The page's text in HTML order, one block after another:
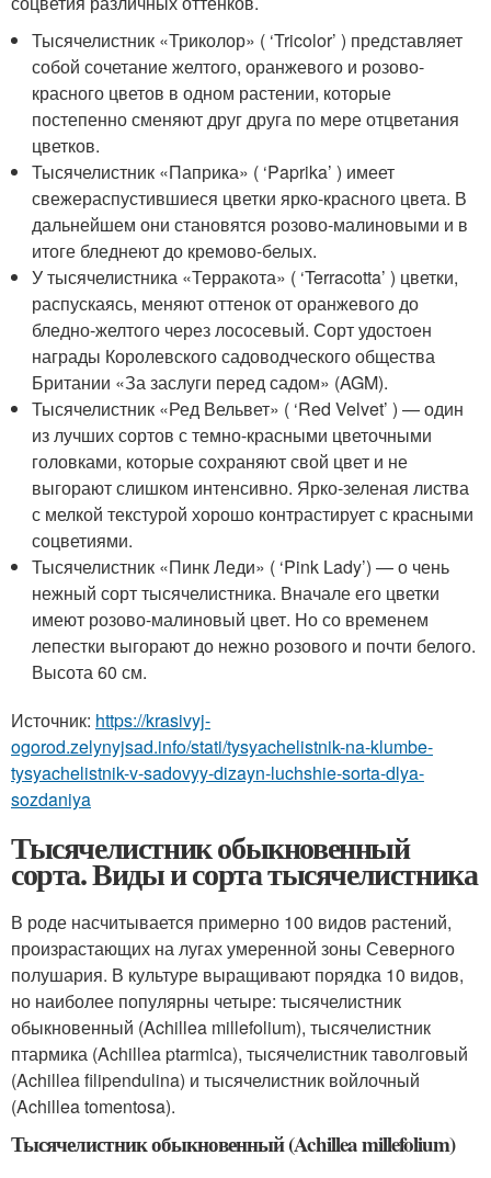
Тысячелистник «Триколор» ( ‘Tricolor’ ) представляет
собой сочетание желтого, оранжевого и розово-
красного цветов в одном растении, которые
постепенно сменяют друг друга по мере отцветания
цветков.
Тысячелистник «Паприка» ( ‘Paprika’ ) имеет
свежераспустившиеся цветки ярко-красного цвета. В
дальнейшем они становятся розово-малиновыми и в
итоге бледнеют до кремово-белых.
У тысячелистника «Терракота» ( ‘Terracotta’ ) цветки,
распускаясь, меняют оттенок от оранжевого до
бледно-желтого через лососевый. Сорт удостоен
награды Королевского садоводческого общества
Британии «За заслуги перед садом» (AGM).
Тысячелистник «Ред Вельвет» ( ‘Red Velvet’ ) — один
из лучших сортов с темно-красными цветочными
головками, которые сохраняют свой цвет и не
выгорают слишком интенсивно. Ярко-зеленая листва
с мелкой текстурой хорошо контрастирует с красными
соцветиями.
Тысячелистник «Пинк Леди» ( ‘Pink Lady’) — о чень
нежный сорт тысячелистника. Вначале его цветки
имеют розово-малиновый цвет. Но со временем
лепестки выгорают до нежно розового и почти белого.
Высота 60 см.
Источник: https://krasivyj-
ogorod.zelynyjsad.info/stati/tysyachelistnik-na-klumbe-
tysyachelistnik-v-sadovyy-dizayn-luchshie-sorta-dlya-
sozdaniya
Тысячелистник обыкновенный
сорта. Виды и сорта тысячелистника
В роде насчитывается примерно 100 видов растений,
произрастающих на лугах умеренной зоны Северного
полушария. В культуре выращивают порядка 10 видов,
но наиболее популярны четыре: тысячелистник
обыкновенный (Achillea millefolium), тысячелистник
птармика (Achillea ptarmica), тысячелистник таволговый
(Achillea filipendulina) и тысячелистник войлочный
(Achillea tomentosa).
Тысячелистник обыкновенный (Achillea millefolium)